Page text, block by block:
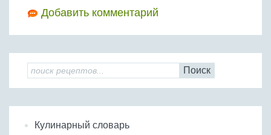
Добавить комментарий
Поиск
Кулинарный словарь